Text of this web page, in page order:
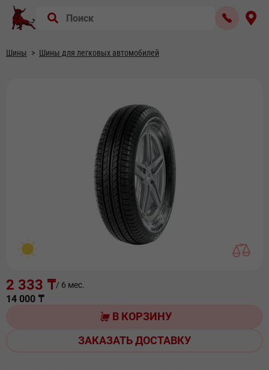
Шины Шины для легковых автомобилей
2 333 ₸/ 6 мес.
14 000 ₸
В КОРЗИНУ
ЗАКАЗАТЬ ДОСТАВКУ